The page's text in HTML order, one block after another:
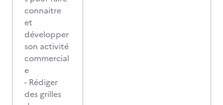
connaitre
et
développer
son activité
commercial
e
- Rédiger
des grilles